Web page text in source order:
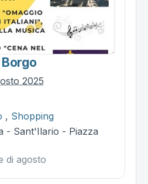
2025
, Shopping
- Sant'Ilario - Piazza
di agosto